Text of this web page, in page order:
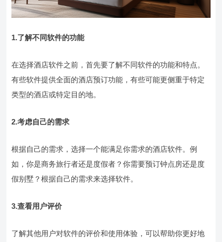
1.了解不同软件的功能
在选择酒店软件之前，首先要了解不同软件的功能和特点。
有些软件提供全面的酒店预订功能，有些可能更侧重于特定
类型的酒店或特定目的地。
2.考虑自己的需求
根据自己的需求，选择一个能满足你需求的酒店软件。例
如，你是商务旅行者还是度假者？你需要预订钟点房还是度
假别墅？根据自己的需求来选择软件。
3.查看用户评价
了解其他用户对软件的评价和使用体验，可以帮助你更好地